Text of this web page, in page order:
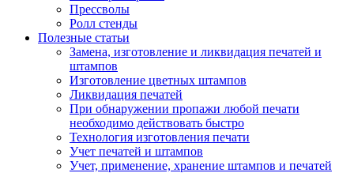
Прессволы
Ролл стенды
Полезные статьи
Замена, изготовление и ликвидация печатей и
штампов
Изготовление цветных штампов
Ликвидация печатей
При обнаружении пропажи любой печати
необходимо действовать быстро
Технология изготовления печати
Учет печатей и штампов
Учет, применение, хранение штампов и печатей